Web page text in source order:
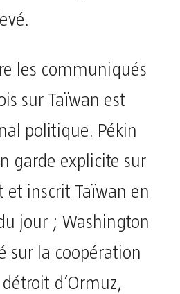
les communiqués
sur Taïwan est
politique. Pékin
garde explicite sur
et inscrit Taïwan en
jour ; Washington
sur la coopération
d’Ormuz,